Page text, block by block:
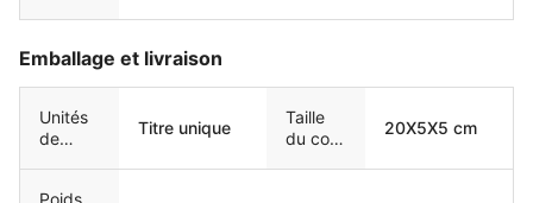
Emballage et livraison
Unités
de
Titre unique
Taille
du colis
20X5X5 cm
Poids